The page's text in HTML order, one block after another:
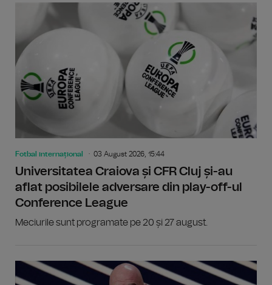
Fotbal internațional 03 August 2026, 15:44
Universitatea Craiova și CFR Cluj și-au
aflat posibilele adversare din play-off-ul
Conference League
Meciurile sunt programate pe 20 și 27 august.